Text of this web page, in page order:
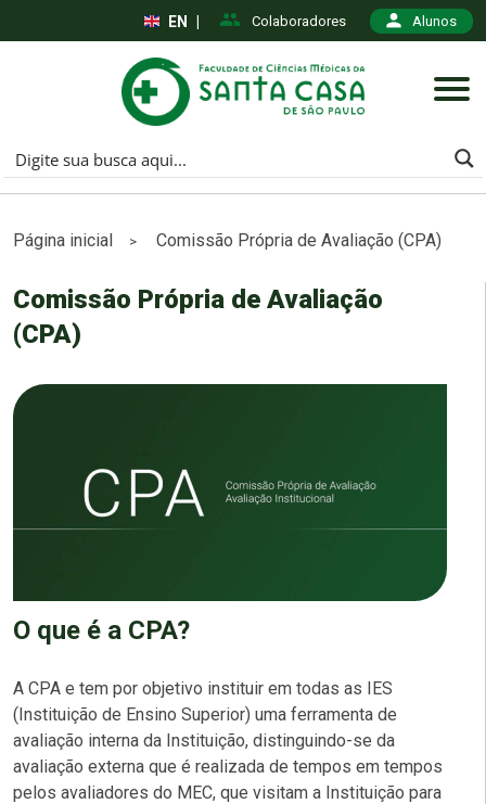
Colaboradores Alunos
EN
Página inicial > Comissão Própria de Avaliação (CPA)
Comissão Própria de Avaliação
(CPA)
O que é a CPA?
A CPA e tem por objetivo instituir em todas as IES
(Instituição de Ensino Superior) uma ferramenta de
avaliação interna da Instituição, distinguindo-se da
avaliação externa que é realizada de tempos em tempos
pelos avaliadores do MEC, que visitam a Instituição para